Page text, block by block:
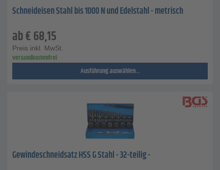
Schneideisen Stahl bis 1000 N und Edelstahl - metrisch
ab€68,15
Preis inkl. MwSt.
versandkostenfrei
Ausführung auswählen...
Gewindeschneidsatz HSS G Stahl - 32-teilig -